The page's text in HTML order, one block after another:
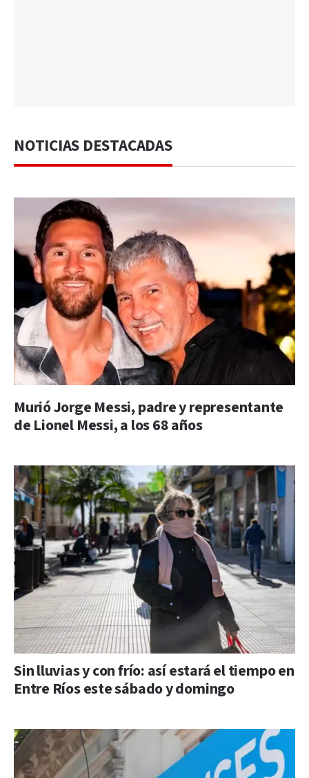
NOTICIAS DESTACADAS
Murió Jorge Messi, padre y representante
de Lionel Messi, a los 68 años
Sin lluvias y con frío: así estará el tiempo en
Entre Ríos este sábado y domingo